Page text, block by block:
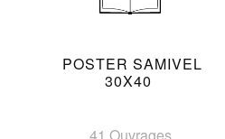
POSTER SAMIVEL
30X40
41 Ouvrages